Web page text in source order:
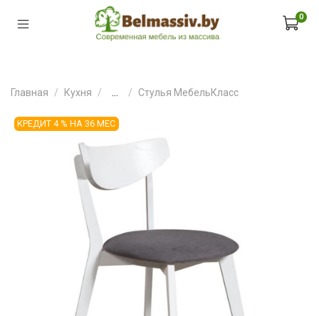
0
Главная Кухня Стулья МебельКласс
КРЕДИТ 4 % НА 36 МЕС